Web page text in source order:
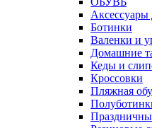
Аксессуары
Ботинки
Валенки и
Домашние
Кеды и
Кроссовки
Пляжная